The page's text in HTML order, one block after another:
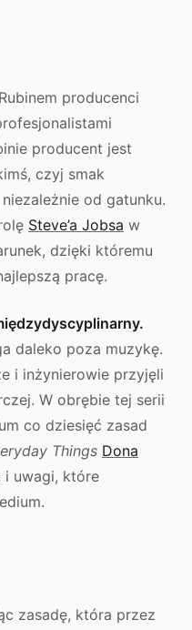
producenci
producent jest
czyj smak
od gatunku.
Steve’a Jobsa w
dzięki któremu
pracę.
daleko poza muzykę.
i inżynierowie przyjęli
W obrębie tej serii
co dziesięć zasad
Things Dona
i uwagi, które
zasadę, która przez